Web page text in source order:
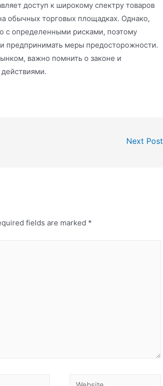
доступ к широкому спектру товаров
обычных торговых площадках. Однако,
с определенными рисками, поэтому
предпринимать меры предосторожности.
важно помнить о законе и
Next Post
fields are marked *
Website